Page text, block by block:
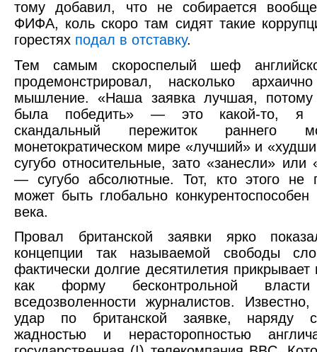
тому добавил, что не собирается
ФИФА, коль скоро там сидят такие
горестях подал в отставку.
Тем самым скороспелый шеф
продемонстрировал, насколько
мышление. «Наша заявка лучшая,
была победить» — это какой-то, я
скандальный пережиток раннего
монетократическом мире «лучший» и
сугубо относительные, зато «занесли» или
— сугубо абсолютные. Тот, кто этого не
может быть глобально
века.
Провал британской заявки ярко
концепции так называемой свободы
фактически долгие десятилетия
как форму бесконтрольной
вседозволенности журналистов.
удар по британской заявке, наряду
жадностью и нерасторопностью